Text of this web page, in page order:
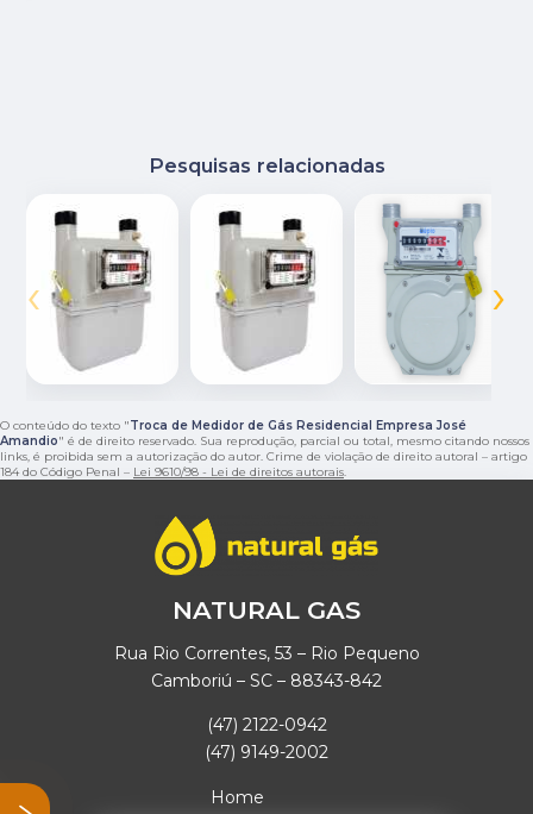
Pesquisas relacionadas
‹ ›
O conteúdo do texto "Troca de Medidor de Gás Residencial Empresa José
Amandio" é de direito reservado. Sua reprodução, parcial ou total, mesmo citando nossos
links, é proibida sem a autorização do autor. Crime de violação de direito autoral – artigo
184 do Código Penal – Lei 9610/98 - Lei de direitos autorais.
NATURAL GAS
Rua Rio Correntes, 53 – Rio Pequeno
Camboriú – SC – 88343-842
(47) 2122-0942
(47) 9149-2002
Home